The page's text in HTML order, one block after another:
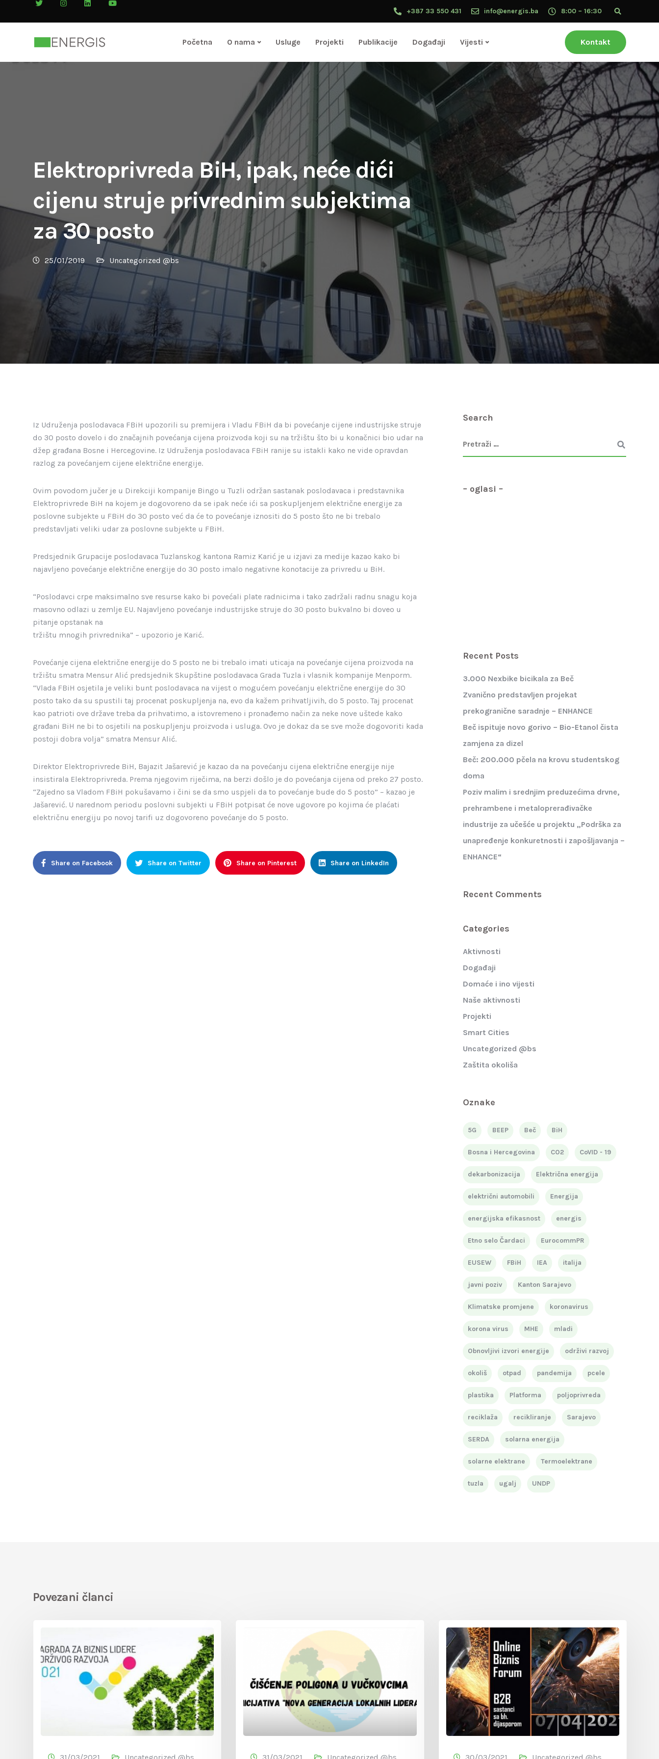
+387 33 550 431 info@energis.ba 8:00 – 16:30
Početna O nama Usluge Projekti Publikacije Događaji Vijesti Kontakt
Elektroprivreda BiH, ipak, neće dići
cijenu struje privrednim subjektima
za 30 posto
25/01/2019 Uncategorized @bs
Iz Udruženja poslodavaca FBiH upozorili su premijera i Vladu FBiH da bi povećanje cijene industrijske struje
do 30 posto dovelo i do značajnih povećanja cijena proizvoda koji su na tržištu što bi u konačnici bio udar na
džep građana Bosne i Hercegovine. Iz Udruženja poslodavaca FBiH ranije su istakli kako ne vide opravdan
razlog za povećanjem cijene električne energije.
Ovim povodom jučer je u Direkciji kompanije Bingo u Tuzli održan sastanak poslodavaca i predstavnika
Elektroprivrede BiH na kojem je dogovoreno da se ipak neće ići sa poskupljenjem električne energije za
poslovne subjekte u FBiH do 30 posto već da će to povećanje iznositi do 5 posto što ne bi trebalo
predstavljati veliki udar za poslovne subjekte u FBiH.
Predsjednik Grupacije poslodavaca Tuzlanskog kantona Ramiz Karić je u izjavi za medije kazao kako bi
najavljeno povećanje električne energije do 30 posto imalo negativne konotacije za privredu u BiH.
“Poslodavci crpe maksimalno sve resurse kako bi povećali plate radnicima i tako zadržali radnu snagu koja
masovno odlazi u zemlje EU. Najavljeno povećanje industrijske struje do 30 posto bukvalno bi doveo u
pitanje opstanak na
tržištu mnogih privrednika” – upozorio je Karić.
Povećanje cijena električne energije do 5 posto ne bi trebalo imati uticaja na povećanje cijena proizvoda na
tržištu smatra Mensur Alić predsjednik Skupštine poslodavaca Grada Tuzla i vlasnik kompanije Menporm.
“Vlada FBiH osjetila je veliki bunt poslodavaca na vijest o mogućem povećanju električne energije do 30
posto tako da su spustili taj procenat poskupljenja na, evo da kažem prihvatljivih, do 5 posto. Taj procenat
kao patrioti ove države treba da prihvatimo, a istovremeno i pronađemo način za neke nove uštede kako
građani BiH ne bi to osjetili na poskupljenju proizvoda i usluga. Ovo je dokaz da se sve može dogovoriti kada
postoji dobra volja” smatra Mensur Alić.
Direktor Elektroprivrede BiH, Bajazit Jašarević je kazao da na povećanju cijena električne energije nije
insistirala Elektroprivreda. Prema njegovim riječima, na berzi došlo je do povećanja cijena od preko 27 posto.
“Zajedno sa Vladom FBiH pokušavamo i čini se da smo uspjeli da to povećanje bude do 5 posto” – kazao je
Jašarević. U narednom periodu poslovni subjekti u FBiH potpisat će nove ugovore po kojima će plaćati
električnu energiju po novoj tarifi uz dogovoreno povećanje do 5 posto.
Share on Facebook Share on Twitter Share on Pinterest Share on LinkedIn
Search
– oglasi –
Recent Posts
3.000 Nexbike bicikala za Beč
Zvanično predstavljen projekat
prekogranične saradnje – ENHANCE
Beč ispituje novo gorivo – Bio-Etanol čista
zamjena za dizel
Beč: 200.000 pčela na krovu studentskog
doma
Poziv malim i srednjim preduzećima drvne,
prehrambene i metaloprerađivačke
industrije za učešće u projektu „Podrška za
unapređenje konkuretnosti i zapošljavanja –
ENHANCE“
Recent Comments
Categories
Aktivnosti
Događaji
Domaće i ino vijesti
Naše aktivnosti
Projekti
Smart Cities
Uncategorized @bs
Zaštita okoliša
Oznake
5G BEEP Beč BiH
Bosna i Hercegovina CO2 CoVID - 19
dekarbonizacija Električna energija
električni automobili Energija
energijska efikasnost energis
Etno selo Čardaci EurocommPR
EUSEW FBiH IEA italija
javni poziv Kanton Sarajevo
Klimatske promjene koronavirus
korona virus MHE mladi
Obnovljivi izvori energije održivi razvoj
okoliš otpad pandemija pcele
plastika Platforma poljoprivreda
reciklaža recikliranje Sarajevo
SERDA solarna energija
solarne elektrane Termoelektrane
tuzla ugalj UNDP
Povezani članci